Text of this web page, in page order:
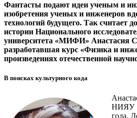
Фантасты подают идеи ученым и
изобретения ученых и инженеров
технологий будущего. Так считает
истории Национального
университета «МИФИ» Анастасия
разработавшая курс «Физика и
произведениях отечественной
В поисках культурного кода
НИЯУ
года.